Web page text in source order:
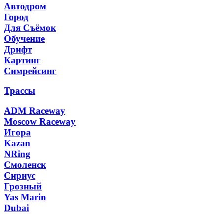
Автодром
Город
Для Съёмок
Обучение
Дрифт
Картинг
Симрейсинг
Трассы
ADM Raceway
Moscow Raceway
Игора
Kazan
NRing
Смоленск
Сириус
Грозный
Yas Marin
Dubai